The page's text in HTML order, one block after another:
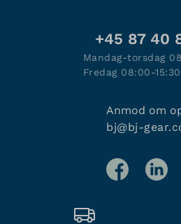
+45 87 40
Mandag-torsdag
Fredag 08:00-15:30
Anmod om
bj@bj-